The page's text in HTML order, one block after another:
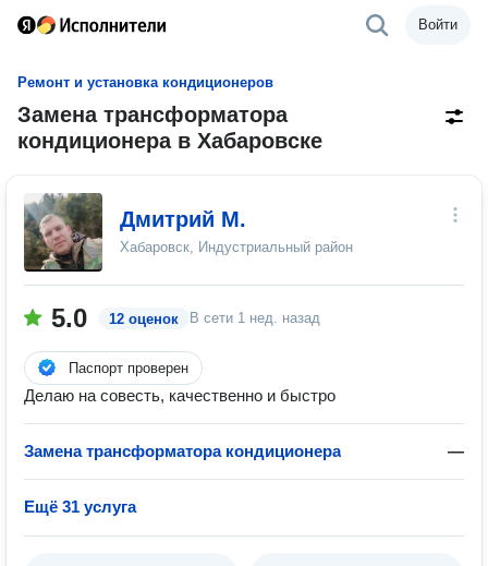
Войти
Ремонт и установка кондиционеров
Замена трансформатора
кондиционера в Хабаровске
Дмитрий М.
Хабаровск, Индустриальный район
5.0 12 оценок В сети 1 нед. назад
Паспорт проверен
Делаю на совесть, качественно и быстро
Замена трансформатора кондиционера —
Ещё 31 услуга